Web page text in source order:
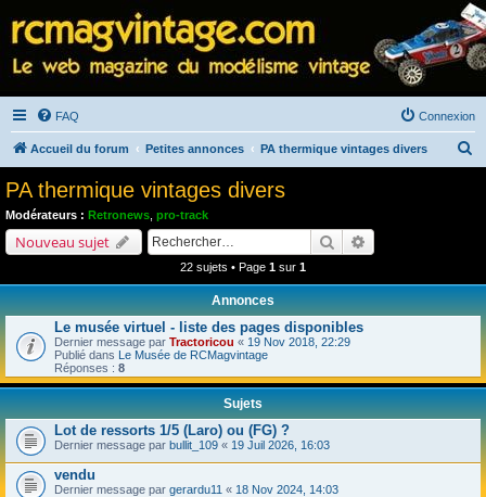
FAQ Connexion
Accueil du forum Petites annonces PA thermique vintages divers
r
PA thermique vintages divers
Modérateurs : Retronews pro-track
Nouveau sujet Rechercher
22 sujets • Page 1 sur 1
Annonces
Le musée virtuel - liste des pages disponibles
Dernier message par Tractoricou « 19 Nov 2018, 22:29
Publié dans Le Musée de RCMagvintage
Réponses : 8
Sujets
Lot de ressorts 1/5 (Laro) ou (FG) ?
Dernier message par bullit_109 « 19 Juil 2026, 16:03
vendu
Dernier message par gerardu11 « 18 Nov 2024, 14:03